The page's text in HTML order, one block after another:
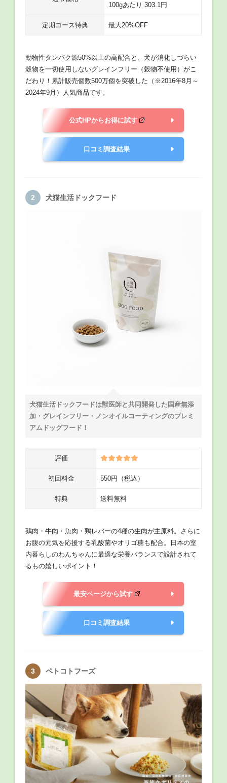
100gあたり 303.1円
定期コース特典 最大20%OFF
動物性タンパク源50%以上の高配合と、犬が消化しづらい
穀物を一切使用しないグレインフリー（穀物不使用）がこ
だわり！累計販売個数500万個を突破した（※2016年8月～
2024年9月）人気商品です。
公式HPからお得に試す
口コミ調査結果
犬猫生活ドックフード
犬猫生活ドックフードは獣医師と共同開発した国産無添
加・グレインフリー・ノンオイルコーティングのプレミ
アムドッグフード！
評価
初回料金 550円（税込）
特典 送料無料
鶏肉・牛肉・魚肉・鶏レバーの4種の生肉が主原料。さらに
お腹の元気を応援する乳酸菌やオリゴ糖も配合。日本の室
内暮らしのわんちゃんに最適な栄養バランスで設計されて
るもの嬉しいポイント！
最安ページから試す
口コミ調査結果
ペトコトフーズ